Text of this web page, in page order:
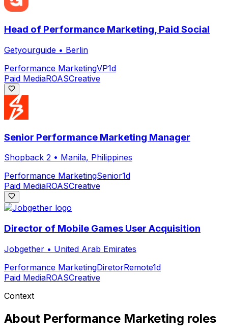
Head of Performance Marketing, Paid Social
Getyourguide • Berlin
Performance MarketingVP1d
Paid MediaROASCreative
Senior Performance Marketing Manager
Shopback 2 • Manila, Philippines
Performance MarketingSenior1d
Paid MediaROASCreative
Director of Mobile Games User Acquisition
Jobgether • United Arab Emirates
Performance MarketingDiretorRemote1d
Paid MediaROASCreative
Context
About Performance Marketing roles